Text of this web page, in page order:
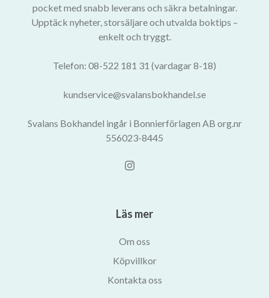
pocket med snabb leverans och säkra betalningar.
Upptäck nyheter, storsäljare och utvalda boktips –
enkelt och tryggt.
Telefon: 08-522 181 31 (vardagar 8-18)
kundservice@svalansbokhandel.se
Svalans Bokhandel ingår i Bonnierförlagen AB org.nr
556023-8445
Läs mer
Om oss
Köpvillkor
Kontakta oss